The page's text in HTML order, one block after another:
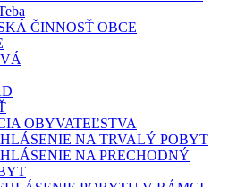
ČINNOSŤ OBCE
OBYVATEĽSTVA
NA TRVALÝ POBYT
NA PRECHODNÝ